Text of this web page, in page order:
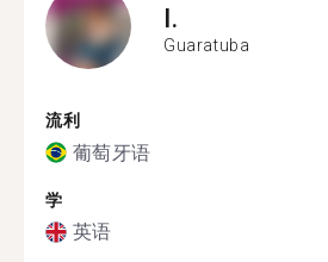
I.
Guaratuba
流利
葡萄牙语
学
英语